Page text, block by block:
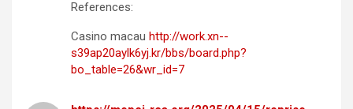
References:
Casino macau http://work.xn--
s39ap20aylk6yj.kr/bbs/board.php?
bo_table=26&wr_id=7